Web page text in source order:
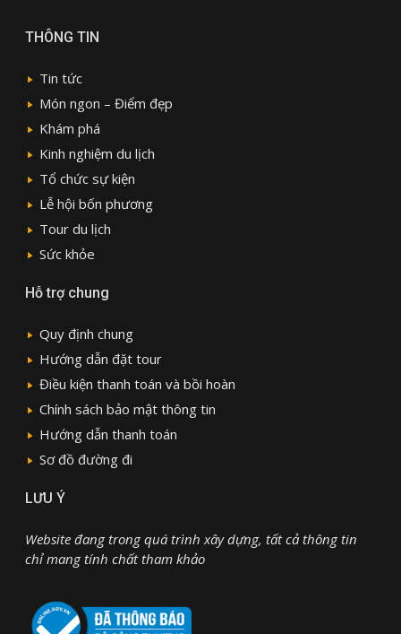
THÔNG TIN
Tin tức
Món ngon – Điểm đẹp
Khám phá
Kinh nghiệm du lịch
Tổ chức sự kiện
Lễ hội bốn phương
Tour du lịch
Sức khỏe
Hỗ trợ chung
Quy định chung
Hướng dẫn đặt tour
Điều kiện thanh toán và bồi hoàn
Chính sách bảo mật thông tin
Hướng dẫn thanh toán
Sơ đồ đường đi
LƯU Ý
Website đang trong quá trình xây dựng, tất cả thông tin
chỉ mang tính chất tham khảo